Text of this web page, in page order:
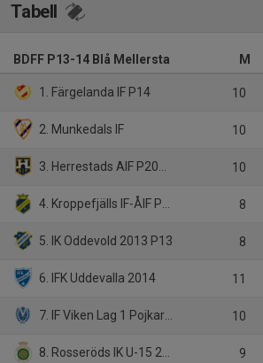
Tabell
BDFF P13-14 Blå Mellersta M
1. Färgelanda IF P14 10
2. Munkedals IF 10
3. Herrestads AIF P2012 Vit 10
4. Kroppefjälls IF-ÅIF P14 8
5. IK Oddevold 2013 P13 8
6. IFK Uddevalla 2014 11
7. IF Viken Lag 1 Pojkar födda 2012 10
8. Rosseröds IK U-15 2012/13 9